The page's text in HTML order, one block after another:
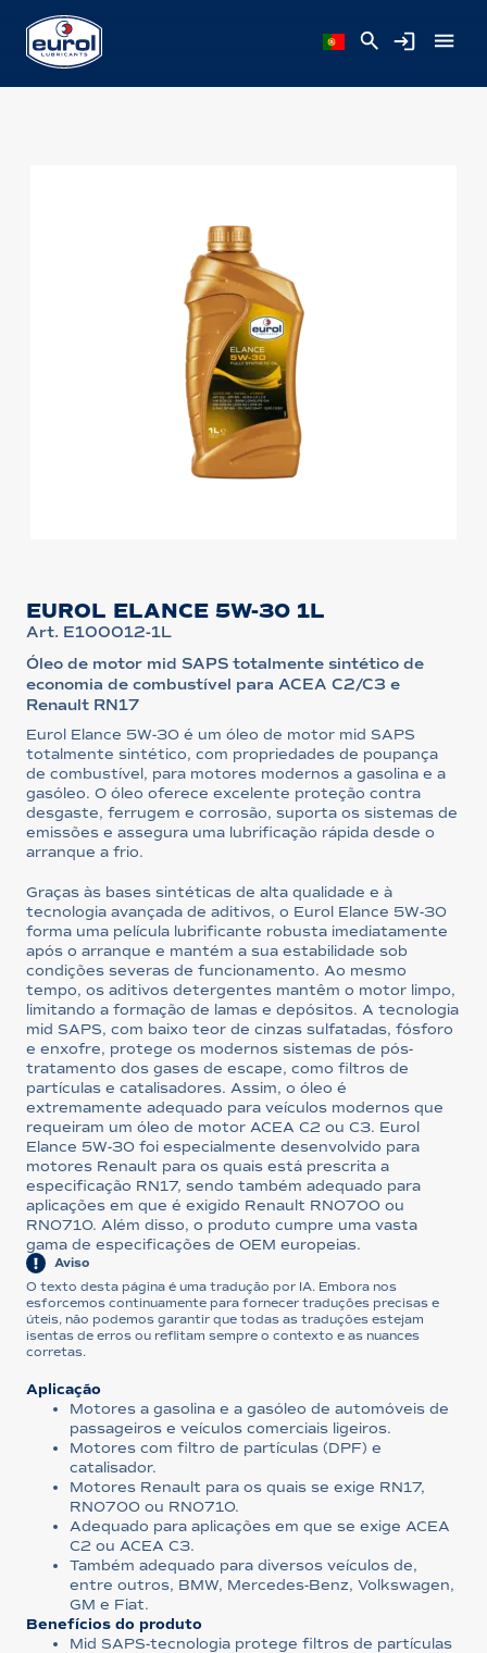
EUROL ELANCE 5W-30 1L
Art. E100012-1L
Óleo de motor mid SAPS totalmente sintético de
economia de combustível para ACEA C2/C3 e
Renault RN17
Eurol Elance 5W-30 é um óleo de motor mid SAPS
totalmente sintético, com propriedades de poupança
de combustível, para motores modernos a gasolina e a
gasóleo. O óleo oferece excelente proteção contra
desgaste, ferrugem e corrosão, suporta os sistemas de
emissões e assegura uma lubrificação rápida desde o
arranque a frio.
Graças às bases sintéticas de alta qualidade e à
tecnologia avançada de aditivos, o Eurol Elance 5W-30
forma uma película lubrificante robusta imediatamente
após o arranque e mantém a sua estabilidade sob
condições severas de funcionamento. Ao mesmo
tempo, os aditivos detergentes mantêm o motor limpo,
limitando a formação de lamas e depósitos. A tecnologia
mid SAPS, com baixo teor de cinzas sulfatadas, fósforo
e enxofre, protege os modernos sistemas de pós-
tratamento dos gases de escape, como filtros de
partículas e catalisadores. Assim, o óleo é
extremamente adequado para veículos modernos que
requeiram um óleo de motor ACEA C2 ou C3. Eurol
Elance 5W-30 foi especialmente desenvolvido para
motores Renault para os quais está prescrita a
especificação RN17, sendo também adequado para
aplicações em que é exigido Renault RN0700 ou
RN0710. Além disso, o produto cumpre uma vasta
gama de especificações de OEM europeias.
Aviso
O texto desta página é uma tradução por IA. Embora nos
esforcemos continuamente para fornecer traduções precisas e
úteis, não podemos garantir que todas as traduções estejam
isentas de erros ou reflitam sempre o contexto e as nuances
corretas.
Aplicação
Motores a gasolina e a gasóleo de automóveis de
passageiros e veículos comerciais ligeiros.
Motores com filtro de partículas (DPF) e
catalisador.
Motores Renault para os quais se exige RN17,
RN0700 ou RN0710.
Adequado para aplicações em que se exige ACEA
C2 ou ACEA C3.
Também adequado para diversos veículos de,
entre outros, BMW, Mercedes-Benz, Volkswagen,
GM e Fiat.
Benefícios do produto
Mid SAPS-tecnologia protege filtros de partículas